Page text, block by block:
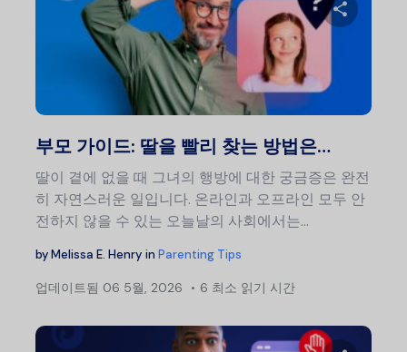
부모 가이드: 딸을 빨리 찾는 방법은…
딸이 곁에 없을 때 그녀의 행방에 대한 궁금증은 완전
히 자연스러운 일입니다. 온라인과 오프라인 모두 안
전하지 않을 수 있는 오늘날의 사회에서는…
byMelissa E. Henry in Parenting Tips
업데이트됨 06 5월, 2026 6 최소 읽기 시간
글